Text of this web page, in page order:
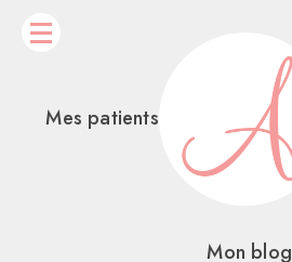
Mes patients
Mon blog